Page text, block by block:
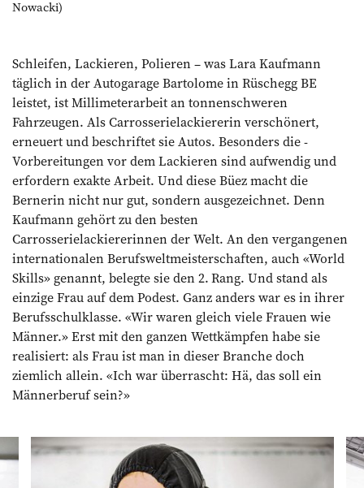
Nowacki)
Schleifen, Lackieren, Polieren – was Lara Kaufmann
täglich in der Autogarage Bartolome in Rüschegg BE
leistet, ist Millimeterarbeit an tonnenschweren
Fahrzeugen. Als Carrosserielackiererin verschönert,
erneuert und beschriftet sie Autos. Besonders die ­
Vorbereitungen vor dem Lackieren sind aufwendig und
erfordern exakte Arbeit. Und diese Büez macht die
Bernerin nicht nur gut, sondern ausgezeichnet. Denn
Kaufmann gehört zu den besten
Carrosserielackiererinnen der Welt. An den vergangenen
interna­tionalen Berufsweltmeisterschaften, auch «World
Skills» genannt, belegte sie den 2. Rang. Und stand als
einzige Frau auf dem Podest. Ganz anders war es in ihrer
Berufsschulklasse. «Wir waren gleich viele Frauen wie
Männer.» Erst mit den ganzen Wettkämpfen habe sie
realisiert: als Frau ist man in dieser Branche doch
ziemlich allein. «Ich war überrascht: Hä, das soll ein
Männerberuf sein?»